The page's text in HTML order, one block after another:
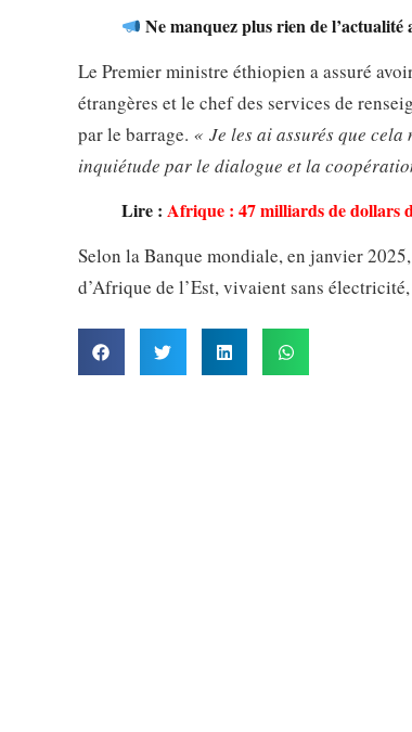
Ne manquez plus rien de
Le Premier ministre éthiopien a assuré
étrangères et le chef des services de
par le barrage. « Je les ai assurés que
inquiétude par le dialogue et la
Lire : Afrique : 47 milliards de dollars
Selon la Banque mondiale, en janvier
d’Afrique de l’Est, vivaient sans